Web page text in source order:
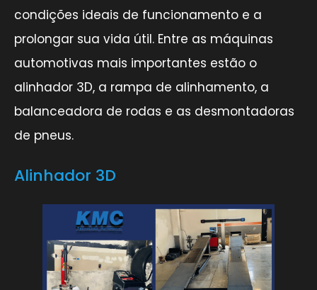
condições ideais de funcionamento e a
prolongar sua vida útil. Entre as máquinas
automotivas mais importantes estão o
alinhador 3D, a rampa de alinhamento, a
balanceadora de rodas e as desmontadoras
de pneus.
Alinhador 3D